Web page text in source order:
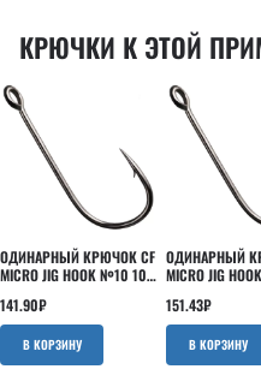
КРЮЧКИ К ЭТОЙ
ОДИНАРНЫЙ КРЮЧОК CF
MICRO JIG HOOK №10 10
141.90₽
В КОРЗИНУ
ОДИНАРНЫЙ
MICRO JIG
151.43₽
В КОРЗИНУ